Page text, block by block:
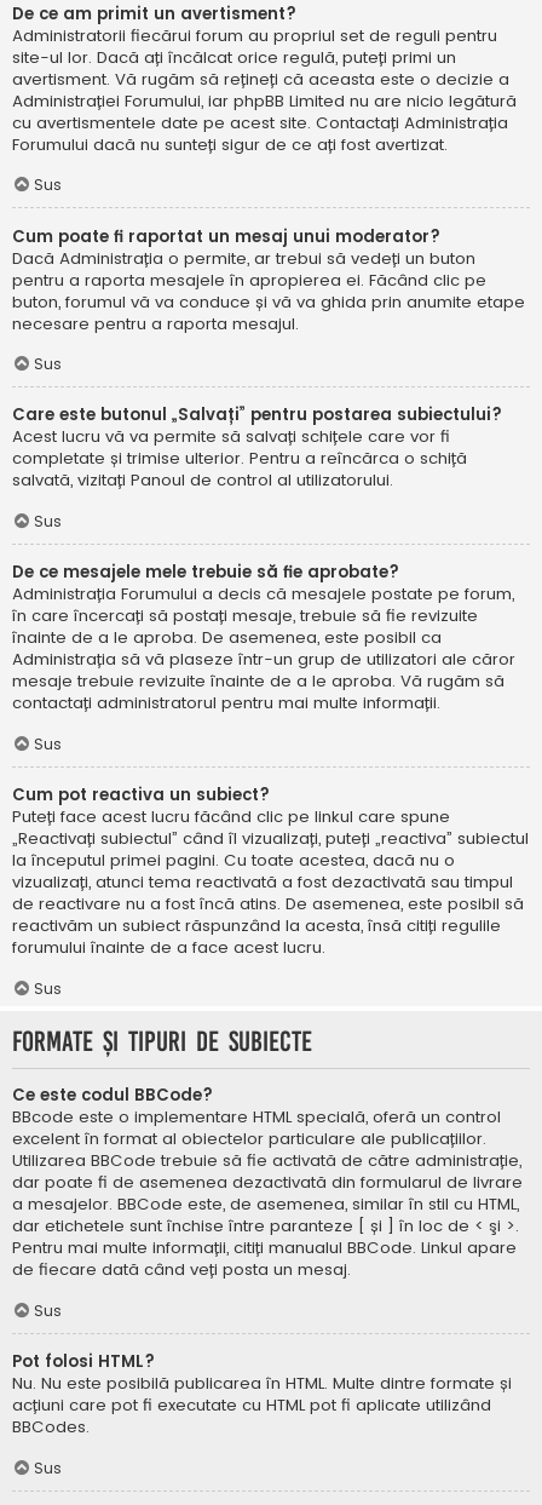
De ce am primit un avertisment?
Administratorii fiecărui forum au propriul set de reguli pentru
site-ul lor. Dacă ați încălcat orice regulă, puteți primi un
avertisment. Vă rugăm să rețineți că aceasta este o decizie a
Administrației Forumului, iar phpBB Limited nu are nicio legătură
cu avertismentele date pe acest site. Contactați Administrația
Forumului dacă nu sunteți sigur de ce ați fost avertizat.
Sus
Cum poate fi raportat un mesaj unui moderator?
Dacă Administrația o permite, ar trebui să vedeți un buton
pentru a raporta mesajele în apropierea ei. Făcând clic pe
buton, forumul vă va conduce și vă va ghida prin anumite etape
necesare pentru a raporta mesajul.
Sus
Care este butonul „Salvați” pentru postarea subiectului?
Acest lucru vă va permite să salvați schițele care vor fi
completate și trimise ulterior. Pentru a reîncărca o schiță
salvată, vizitați Panoul de control al utilizatorului.
Sus
De ce mesajele mele trebuie să fie aprobate?
Administrația Forumului a decis că mesajele postate pe forum,
în care încercați să postați mesaje, trebuie să fie revizuite
înainte de a le aproba. De asemenea, este posibil ca
Administrația să vă plaseze într-un grup de utilizatori ale căror
mesaje trebuie revizuite înainte de a le aproba. Vă rugăm să
contactați administratorul pentru mai multe informații.
Sus
Cum pot reactiva un subiect?
Puteți face acest lucru făcând clic pe linkul care spune
„Reactivați subiectul” când îl vizualizați, puteți „reactiva” subiectul
la începutul primei pagini. Cu toate acestea, dacă nu o
vizualizați, atunci tema reactivată a fost dezactivată sau timpul
de reactivare nu a fost încă atins. De asemenea, este posibil să
reactivăm un subiect răspunzând la acesta, însă citiți regulile
forumului înainte de a face acest lucru.
Sus
Formate și tipuri de subiecte
Ce este codul BBCode?
BBcode este o implementare HTML specială, oferă un control
excelent în format al obiectelor particulare ale publicațiilor.
Utilizarea BBCode trebuie să fie activată de către administrație,
dar poate fi de asemenea dezactivată din formularul de livrare
a mesajelor. BBCode este, de asemenea, similar în stil cu HTML,
dar etichetele sunt închise între paranteze [ și ] în loc de < şi >.
Pentru mai multe informații, citiți manualul BBCode. Linkul apare
de fiecare dată când veți posta un mesaj.
Sus
Pot folosi HTML?
Nu. Nu este posibilă publicarea în HTML. Multe dintre formate și
acțiuni care pot fi executate cu HTML pot fi aplicate utilizând
BBCodes.
Sus